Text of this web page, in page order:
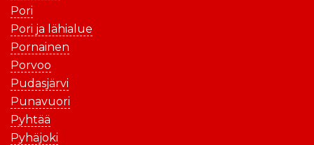
Pori
Pori ja lähialue
Pornainen
Porvoo
Pudasjärvi
Punavuori
Pyhtää
Pyhäjoki